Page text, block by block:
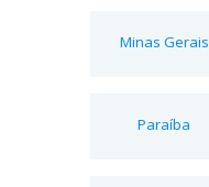
Minas Gerais
Paraíba